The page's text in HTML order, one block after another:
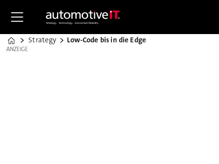
Home
Strategy Low-Code bis in die Edge
ANZEIGE
ANZEIGE